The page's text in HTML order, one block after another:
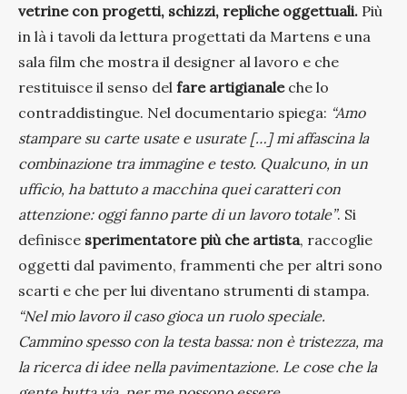
vetrine con progetti, schizzi, repliche oggettuali. Più
in là i tavoli da lettura progettati da Martens e una
sala film che mostra il designer al lavoro e che
restituisce il senso del fare artigianaleche lo
contraddistingue. Nel documentario spiega: “Amo
stampare su carte usate e usurate […] mi affascina la
combinazione tra immagine e testo. Qualcuno, in un
ufficio, ha battuto a macchina quei caratteri con
attenzione: oggi fanno parte di un lavoro totale”. Si
definisce sperimentatore più che artista, raccoglie
oggetti dal pavimento, frammenti che per altri sono
scarti e che per lui diventano strumenti di stampa.
“Nel mio lavoro il caso gioca un ruolo speciale.
Cammino spesso con la testa bassa: non è tristezza, ma
la ricerca di idee nella pavimentazione. Le cose che la